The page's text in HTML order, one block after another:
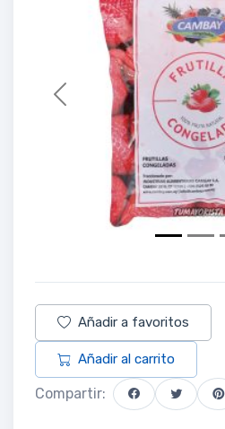
Previous
Añadir a favoritos
Añadir al carrito
Compartir: